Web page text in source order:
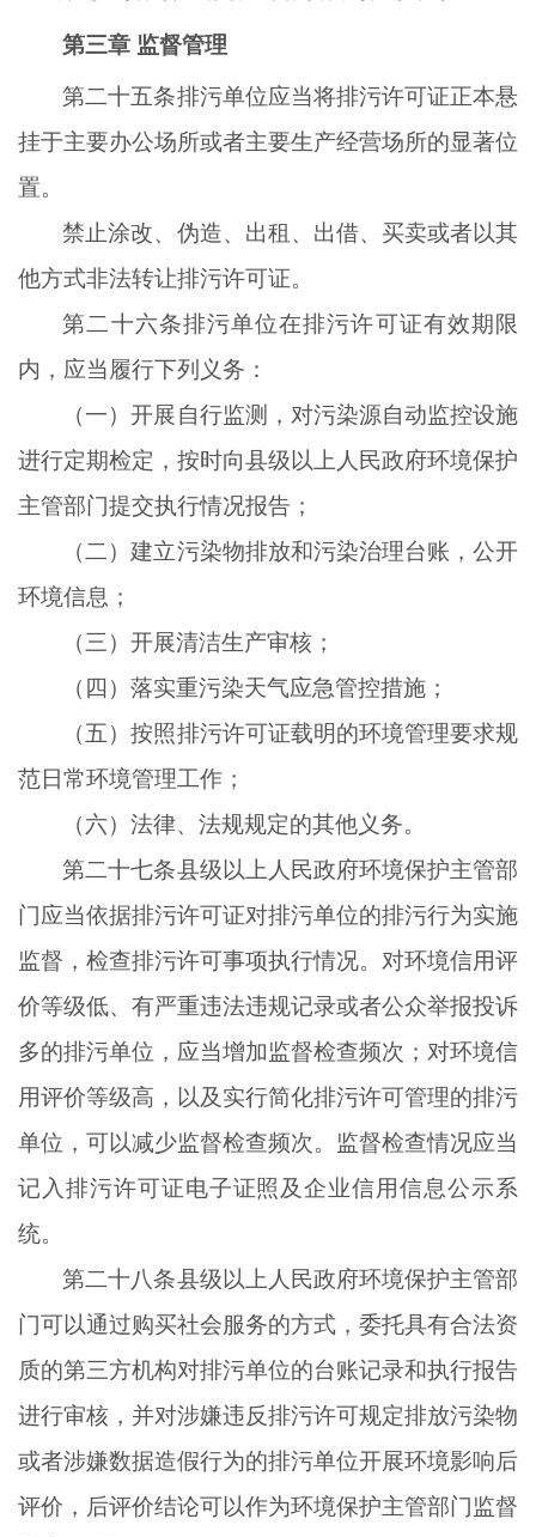
第三章 监督管理
第二十五条排污单位应当将排污许可证正本悬
挂于主要办公场所或者主要生产经营场所的显著位
置。
禁止涂改、伪造、出租、出借、买卖或者以其
他方式非法转让排污许可证。
第二十六条排污单位在排污许可证有效期限
内，应当履行下列义务：
（一）开展自行监测，对污染源自动监控设施
进行定期检定，按时向县级以上人民政府环境保护
主管部门提交执行情况报告；
（二）建立污染物排放和污染治理台账，公开
环境信息；
（三）开展清洁生产审核；
（四）落实重污染天气应急管控措施；
（五）按照排污许可证载明的环境管理要求规
范日常环境管理工作；
（六）法律、法规规定的其他义务。
第二十七条县级以上人民政府环境保护主管部
门应当依据排污许可证对排污单位的排污行为实施
监督，检查排污许可事项执行情况。对环境信用评
价等级低、有严重违法违规记录或者公众举报投诉
多的排污单位，应当增加监督检查频次；对环境信
用评价等级高，以及实行简化排污许可管理的排污
单位，可以减少监督检查频次。监督检查情况应当
记入排污许可证电子证照及企业信用信息公示系
统。
第二十八条县级以上人民政府环境保护主管部
门可以通过购买社会服务的方式，委托具有合法资
质的第三方机构对排污单位的台账记录和执行报告
进行审核，并对涉嫌违反排污许可规定排放污染物
或者涉嫌数据造假行为的排污单位开展环境影响后
评价，后评价结论可以作为环境保护主管部门监督